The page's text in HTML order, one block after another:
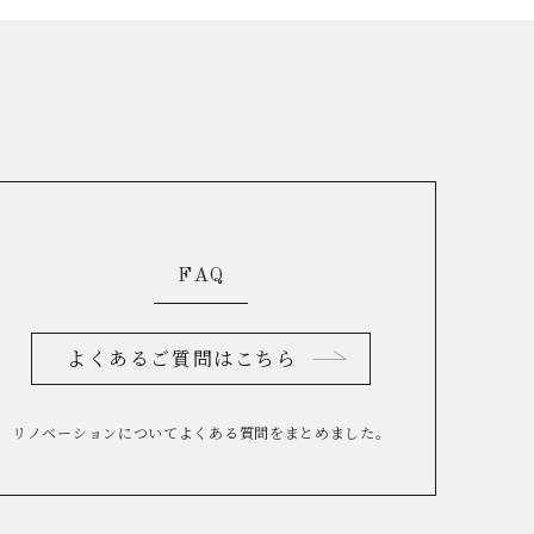
FAQ
よくあるご質問はこちら
リノベーションについてよくある質問をまとめました。